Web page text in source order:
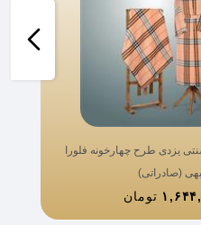
یزدی طرح چهارخونه فلورا
(صادراتی)
تومان